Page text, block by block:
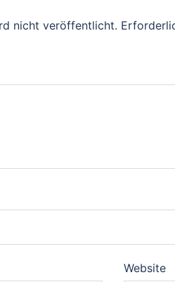
nicht veröffentlicht.
Website